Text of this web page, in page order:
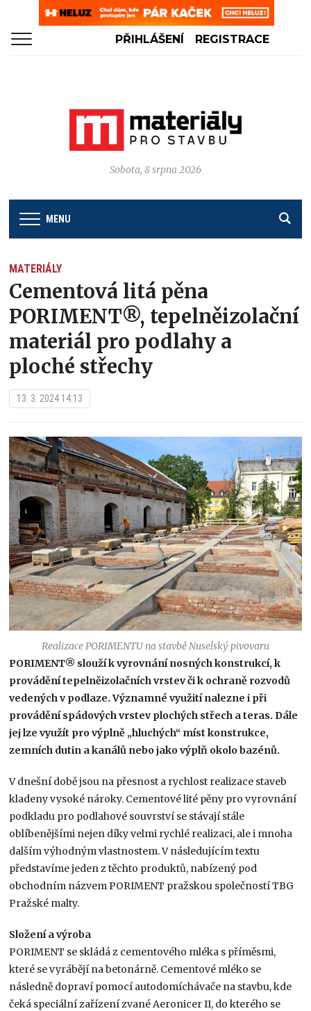
PŘIHLÁŠENÍ REGISTRACE
Sobota, 8 srpna 2026
MENU
MATERIÁLY
Cementová litá pěna
PORIMENT®, tepelněizolační
materiál pro podlahy a
ploché střechy
13. 3. 2024 14:13
Realizace PORIMENTU na stavbě Nuselský pivovaru
PORIMENT® slouží k vyrovnání nosných konstrukcí, k
provádění tepelněizolačních vrstev či k ochraně rozvodů
vedených v podlaze. Významné využití nalezne i při
provádění spádových vrstev plochých střech a teras. Dále
jej lze využít pro výplně „hluchých“ míst konstrukce,
zemních dutin a kanálů nebo jako výplň okolo bazénů.
V dnešní době jsou na přesnost a rychlost re­alizace staveb
kladeny vysoké nároky. Ce­mentové lité pěny pro vyrovnání
podkladu pro podlahové souvrství se stávají stále
oblíbenějšími nejen díky velmi rychlé realizaci, ale i mnoha
dal­ším výhodným vlastnostem. V následujícím textu
představíme jeden z těchto produktů, nabízený pod
obchodním názvem PORIMENT pražskou společností TBG
Pražské malty.
Složení a výroba
PORIMENT se skládá z cementového mléka s příměsmi,
které se vyrábějí na betonárně. Cementové mléko se
následně dopraví pomo­cí autodomíchávače na stavbu, kde
čeká spe­ciální zařízení zvané Aeronicer II, do kterého se